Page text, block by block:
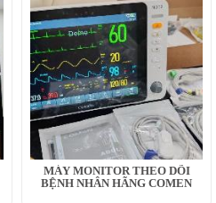
MÁY MONITOR THEO DÕI
BỆNH NHÂN HÃNG COMEN